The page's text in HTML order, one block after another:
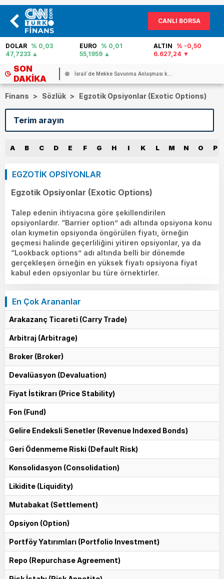
CANLI BORSA
EURO % 0,01
55,1959
ALTIN
% -0,50
6.627,24
PETROL
% 1,17
84,53
SON
DAKIKA
İsrail`de Mekke Savunma Anlaşması k...
Finans > Sözlük > Egzotik Opsiyonlar (Exotic Options)
A B C D E F G H I K L M N O P
EGZOTİK OPSİYONLAR
Egzotik Opsiyonlar (Exotic Options)
Talep edenin ihtiyacına göre şekillendirilen
opsiyonlardır. “Barrier option” adı altında opsiyona konu
olan kıymetin opsiyonda öngörülen fiyatı, örneğin
geçmesi halinde geçerliliğini yitiren opsiyonlar, ya da
“Lookback options” adı altında belli bir dönemde
gerçekleşen örneğin en yüksek fiyatı opsiyona fiyat
kabul eden opsiyonlar bu türe örnektirler.
En Çok Arananlar
Arakazanç Ticareti (Carry Trade)
Arbitraj (Arbitrage)
Broker (Broker)
Devalüasyon (Devaluation)
Fiyat İstikrarı (Price Stability)
Fon (Fund)
Gelire Endeksli Senetler (Revenue Indexed Bonds)
Geri Ödenmeme Riski (Default Risk)
Konsolidasyon (Consolidation)
Likidite (Liquidity)
Mutabakat (Settlement)
Opsiyon (Option)
Portföy Yatırımları (Portfolio Investment)
Repo (Repurchase Agreement)